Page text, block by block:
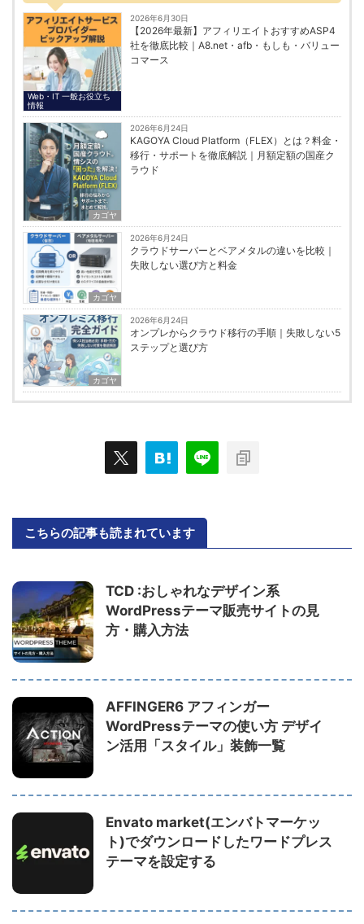
Web・IT 一般お役立ち
情報
2026年6月30日
【2026年最新】アフィリエイトおすすめASP4
社を徹底比較｜A8.net・afb・もしも・バリュー
コマース
カゴヤ
2026年6月24日
KAGOYA Cloud Platform（FLEX）とは？料金・
移行・サポートを徹底解説｜月額定額の国産ク
ラウド
カゴヤ
2026年6月24日
クラウドサーバーとベアメタルの違いを比較｜
失敗しない選び方と料金
カゴヤ
2026年6月24日
オンプレからクラウド移行の手順｜失敗しない5
ステップと選び方
こちらの記事も読まれています
TCD :おしゃれなデザイン系
WordPressテーマ販売サイトの見
方・購入方法
AFFINGER6 アフィンガー
WordPressテーマの使い方 デザイ
ン活用「スタイル」装飾一覧
Envato market(エンバトマーケッ
ト)でダウンロードしたワードプレス
テーマを設定する